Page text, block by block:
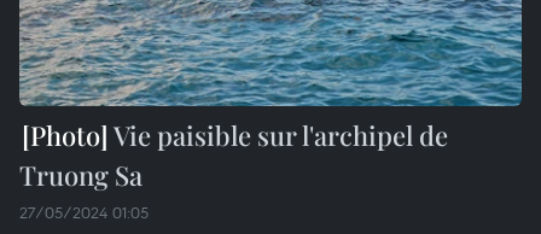
Vie paisible sur l'archipel de
Truong Sa
27/05/2024 01:05